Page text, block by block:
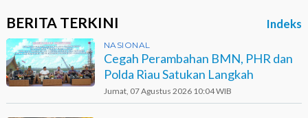
BERITA TERKINI Indeks
NASIONAL
Cegah Perambahan BMN, PHR dan
Polda Riau Satukan Langkah
Jumat, 07 Agustus 2026 10:04 WIB